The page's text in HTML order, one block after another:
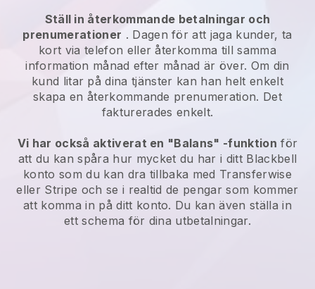
Ställ in återkommande betalningar och
prenumerationer . Dagen för att jaga kunder, ta
kort via telefon eller återkomma till samma
information månad efter månad är över. Om din
kund litar på dina tjänster kan han helt enkelt
skapa en återkommande prenumeration. Det
fakturerades enkelt.
Vi har också aktiverat en "Balans" -funktion för
att du kan spåra hur mycket du har i ditt Blackbell
konto som du kan dra tillbaka med Transferwise
eller Stripe och se i realtid de pengar som kommer
att komma in på ditt konto. Du kan även ställa in
ett schema för dina utbetalningar.